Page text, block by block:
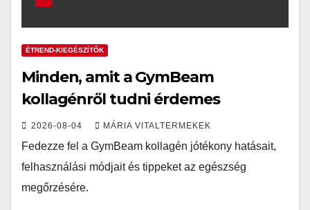
ÉTREND-KIEGÉSZÍTŐK
Minden, amit a GymBeam
kollagénről tudni érdemes
2026-08-04 MÁRIA VITALTERMEKEK
Fedezze fel a GymBeam kollagén jótékony hatásait,
felhasználási módjait és tippeket az egészség
megőrzésére.